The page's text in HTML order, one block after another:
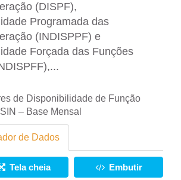
(DISPF),
Programada das
(INDISPPF) e
Forçada das Funções
de Disponibilidade de Função
– Base Mensal
de Dados
Tela cheia Embutir